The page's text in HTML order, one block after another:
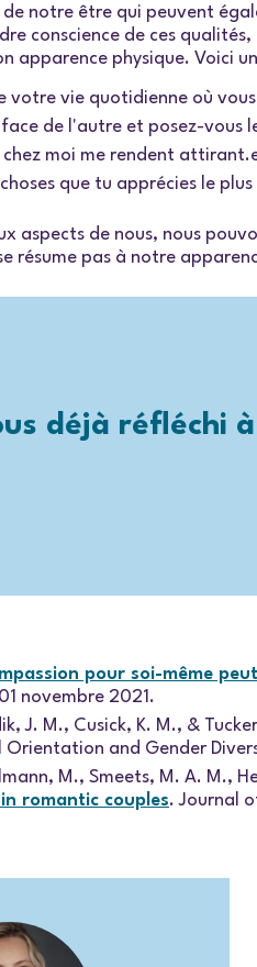
de notre être qui peuvent
conscience de ces
apparence physique.
votre vie quotidienne où
de l'autre et posez-vous
moi me rendent
que tu apprécies le
aspects de nous, nous
résume pas à notre
déjà réfléchi
pour soi-même
novembre 2021.
J. M., Cusick, K. M., &
Orientation and Gender
M., Smeets, M. A. M.,
romantic couples. Journal